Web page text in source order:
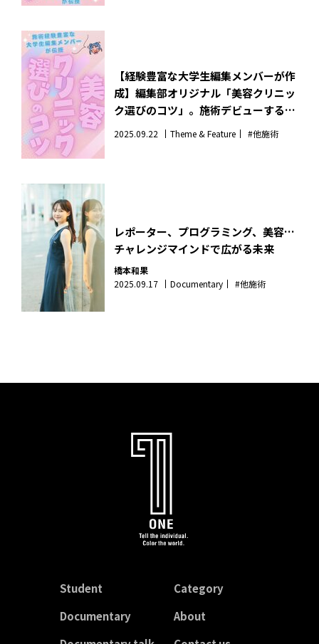
【経験豊富な大学生編集メンバーが作
成】編集部オリジナル「美容クリニッ
ク選びのコツ」。施術デビューする人
みんな見て！
2025.09.22 Theme & Feature #他施術
レポーター、プログラミング、美容…
チャレンジマインドで広がる未来
橋本和果
2025.09.17
Documentary #他施術
Student
Documentary
Category
About